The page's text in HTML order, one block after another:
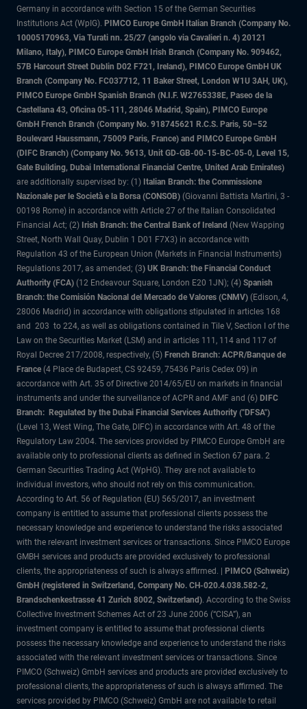
Germany in accordance with Section 15 of the German Securities
Institutions Act (WpIG). PIMCO Europe GmbH Italian Branch (Company No.
10005170963, Via Turati nn. 25/27 (angolo via Cavalieri n. 4) 20121
Milano, Italy), PIMCO Europe GmbH Irish Branch (Company No. 909462,
57B Harcourt Street Dublin D02 F721, Ireland), PIMCO Europe GmbH UK
Branch (Company No. FC037712, 11 Baker Street, London W1U 3AH, UK),
PIMCO Europe GmbH Spanish Branch (N.I.F. W2765338E, Paseo de la
Castellana 43, Oficina 05-111, 28046 Madrid, Spain), PIMCO Europe
GmbH French Branch (Company No. 918745621 R.C.S. Paris, 50–52
Boulevard Haussmann, 75009 Paris, France) and PIMCO Europe GmbH
(DIFC Branch) (Company No. 9613, Unit GD-GB-00-15-BC-05-0, Level 15,
Gate Building, Dubai International Financial Centre, United Arab Emirates)
are additionally supervised by: (1) Italian Branch: the Commissione
Nazionale per le Società e la Borsa (CONSOB) (Giovanni Battista Martini, 3 -
00198 Rome) in accordance with Article 27 of the Italian Consolidated
Financial Act; (2) Irish Branch: the Central Bank of Ireland (New Wapping
Street, North Wall Quay, Dublin 1 D01 F7X3) in accordance with
Regulation 43 of the European Union (Markets in Financial Instruments)
Regulations 2017, as amended; (3) UK Branch: the Financial Conduct
Authority (FCA) (12 Endeavour Square, London E20 1JN); (4) Spanish
Branch: the Comisión Nacional del Mercado de Valores (CNMV) (Edison, 4,
28006 Madrid) in accordance with obligations stipulated in articles 168
and 203 to 224, as well as obligations contained in Tile V, Section I of the
Law on the Securities Market (LSM) and in articles 111, 114 and 117 of
Royal Decree 217/2008, respectively, (5) French Branch: ACPR/Banque de
France (4 Place de Budapest, CS 92459, 75436 Paris Cedex 09) in
accordance with Art. 35 of Directive 2014/65/EU on markets in financial
instruments and under the surveillance of ACPR and AMF and (6) DIFC
Branch: Regulated by the Dubai Financial Services Authority ("DFSA")
(Level 13, West Wing, The Gate, DIFC) in accordance with Art. 48 of the
Regulatory Law 2004. The services provided by PIMCO Europe GmbH are
available only to professional clients as defined in Section 67 para. 2
German Securities Trading Act (WpHG). They are not available to
individual investors, who should not rely on this communication.
According to Art. 56 of Regulation (EU) 565/2017, an investment
company is entitled to assume that professional clients possess the
necessary knowledge and experience to understand the risks associated
with the relevant investment services or transactions. Since PIMCO Europe
GMBH services and products are provided exclusively to professional
clients, the appropriateness of such is always affirmed. | PIMCO (Schweiz)
GmbH (registered in Switzerland, Company No. CH-020.4.038.582-2,
Brandschenkestrasse 41 Zurich 8002, Switzerland). According to the Swiss
Collective Investment Schemes Act of 23 June 2006 (“CISA”), an
investment company is entitled to assume that professional clients
possess the necessary knowledge and experience to understand the risks
associated with the relevant investment services or transactions. Since
PIMCO (Schweiz) GmbH services and products are provided exclusively to
professional clients, the appropriateness of such is always affirmed. The
services provided by PIMCO (Schweiz) GmbH are not available to retail